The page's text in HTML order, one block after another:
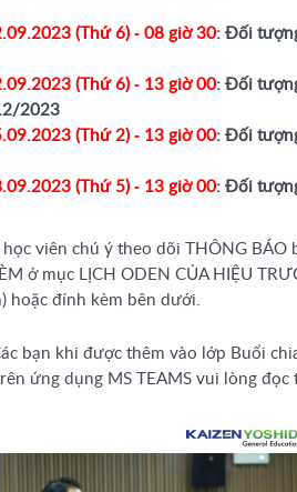
(Thứ 6) - 08 giờ 30: Đối
(Thứ 6) - 13 giờ 00: Đối
2023
(Thứ 2) - 13 giờ 00: Đối
(Thứ 5) - 13 giờ 00: Đối
học viên chú ý theo dõi THÔNG BÁO
ở mục LỊCH ODEN CỦA HIỆU
hoặc đính kèm bên dưới.
bạn khi được thêm vào lớp Buổi
ứng dụng MS TEAMS vui lòng đọc